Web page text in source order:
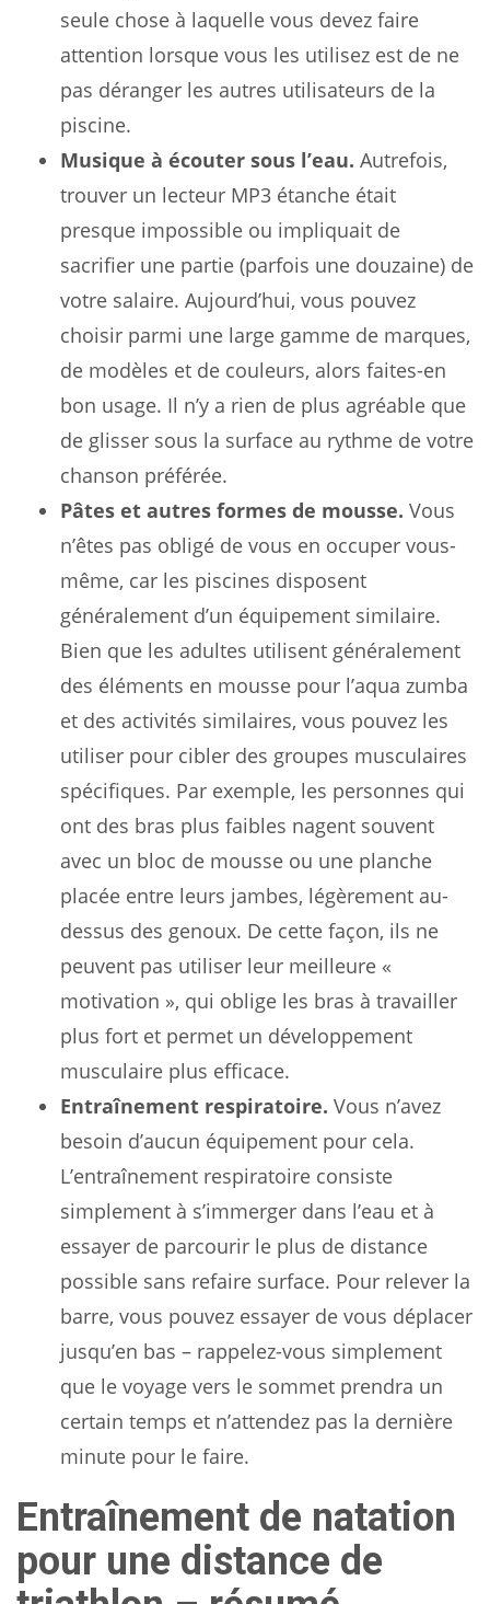
seule chose à laquelle vous devez faire
attention lorsque vous les utilisez est de ne
pas déranger les autres utilisateurs de la
piscine.
Musique à écouter sous l’eau. Autrefois,
trouver un lecteur MP3 étanche était
presque impossible ou impliquait de
sacrifier une partie (parfois une douzaine) de
votre salaire. Aujourd’hui, vous pouvez
choisir parmi une large gamme de marques,
de modèles et de couleurs, alors faites-en
bon usage. Il n’y a rien de plus agréable que
de glisser sous la surface au rythme de votre
chanson préférée.
Pâtes et autres formes de mousse. Vous
n’êtes pas obligé de vous en occuper vous-
même, car les piscines disposent
généralement d’un équipement similaire.
Bien que les adultes utilisent généralement
des éléments en mousse pour l’aqua zumba
et des activités similaires, vous pouvez les
utiliser pour cibler des groupes musculaires
spécifiques. Par exemple, les personnes qui
ont des bras plus faibles nagent souvent
avec un bloc de mousse ou une planche
placée entre leurs jambes, légèrement au-
dessus des genoux. De cette façon, ils ne
peuvent pas utiliser leur meilleure «
motivation », qui oblige les bras à travailler
plus fort et permet un développement
musculaire plus efficace.
Entraînement respiratoire. Vous n’avez
besoin d’aucun équipement pour cela.
L’entraînement respiratoire consiste
simplement à s’immerger dans l’eau et à
essayer de parcourir le plus de distance
possible sans refaire surface. Pour relever la
barre, vous pouvez essayer de vous déplacer
jusqu’en bas – rappelez-vous simplement
que le voyage vers le sommet prendra un
certain temps et n’attendez pas la dernière
minute pour le faire.
Entraînement de natation
pour une distance de